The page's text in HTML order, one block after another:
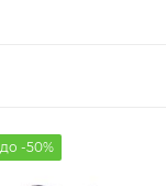
до -50%